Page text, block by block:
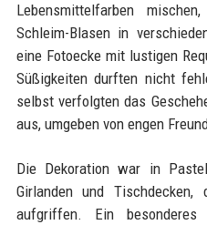
Lebensmittelfarben
Schleim-Blasen in
eine Fotoecke mit lustigen
Süßigkeiten durften nicht
selbst verfolgten das
aus, umgeben von engen
Die Dekoration war in
Girlanden und
aufgriffen. Ein